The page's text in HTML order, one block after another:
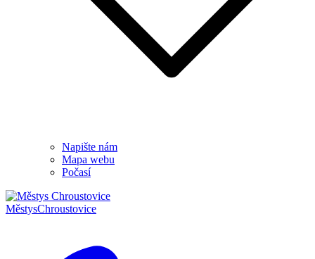
Napište nám
Mapa webu
Počasí
MěstysChroustovice